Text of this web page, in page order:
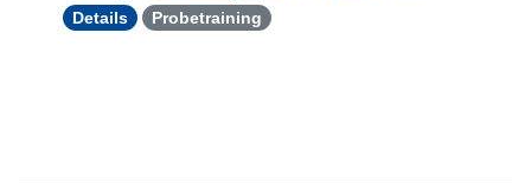
Details Probetraining